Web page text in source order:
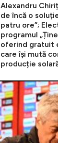
Alexandru
de încă o
patru ore”;
programul
oferind gratuit
care își mută
producție